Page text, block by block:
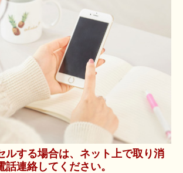
ルする場合は、ネット上で取り消
連絡してください。